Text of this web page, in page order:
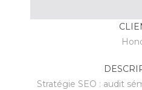
Stratégie SEO : audit